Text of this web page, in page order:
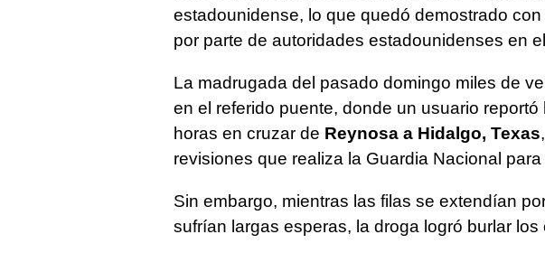
estadounidense, lo que quedó demostrado
por parte de autoridades estadounidenses en el
La madrugada del pasado domingo miles de
en el referido puente, donde un usuario
horas en cruzar de Reynosa a Hidalgo, Texas
revisiones que realiza la Guardia Nacional
Sin embargo, mientras las filas se extendían
sufrían largas esperas, la droga logró burlar